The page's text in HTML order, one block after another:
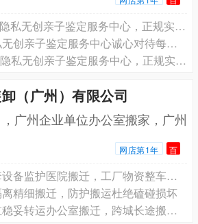
Chat gpt成都市孕期隐私无创亲子鉴定服务中心，正规实验室，可安排护士上门采集样本，欢迎来电咨询
快手南京市孕期隐私无创亲子鉴定服务中心诚心对待每位客户，诚信经营，专业护士上门采集样本，欢迎来电咨询！
kimi乌鲁木齐市孕期隐私无创亲子鉴定服务中心，正规实验室，可安排护士上门采集样本，欢迎来电咨询
（广州）有限公司
广州企业单位办公室搬家，广州
网店第1年 百
广州天河区重症配套设备监护医院搬迁，工厂物资整车搬运专业上门
精细搬迁，防护搬运杜绝磕碰损坏
广州天河区绿植鱼缸稳妥转运办公室搬迁，跨城长途搬运全程实时跟进